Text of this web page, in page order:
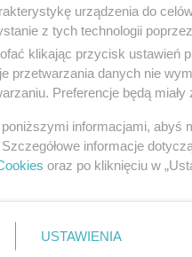
Prawo i podatki
LOKALIZACJA
urządzenia do
z tych technologii
klikając przycisk ustawień
przetwarzania danych nie
Preferencje będą
informacjami, abyś
informacje
oraz po kliknięciu w
USTAWIENIA